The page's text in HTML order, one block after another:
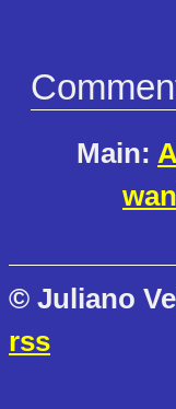
Main:
© Juliano
rss